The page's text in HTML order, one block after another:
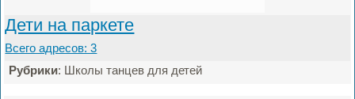
Дети на паркете
Всего адресов: 3
Рубрики: Школы танцев для детей